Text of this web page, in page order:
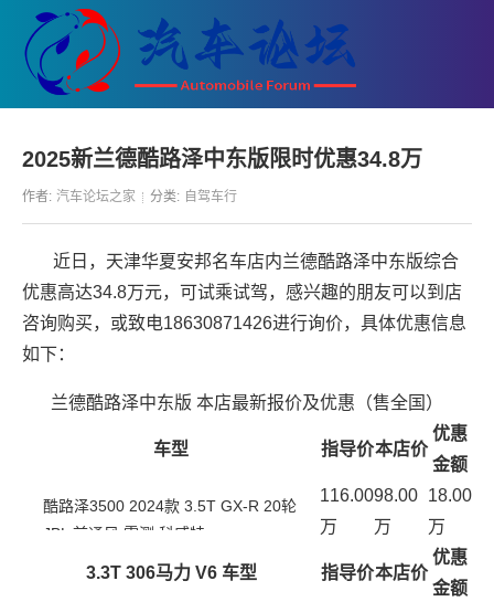
2025新兰德酷路泽中东版限时优惠34.8万
作者: 汽车论坛之家 分类: 自驾车行
近日，天津华夏安邦名车店内兰德酷路泽中东版综合
优惠高达34.8万元，可试乘试驾，感兴趣的朋友可以到店
咨询购买，或致电18630871426进行询价，具体优惠信息
如下：
兰德酷路泽中东版 本店最新报价及优惠（售全国）
车型 指导价本店价
优惠
金额
酷路泽3500 2024款 3.5T GX-R 20轮
JBL 前通风 雷测 科威特
116.00
万
98.00
万
18.00
万
3.3T 306马力 V6 车型 指导价本店价
优惠
金额